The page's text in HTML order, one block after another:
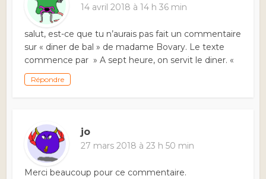
14 avril 2018 à 14 h 36 min
salut, est-ce que tu n’aurais pas fait un commentaire
sur « diner de bal » de madame Bovary. Le texte
commence par » A sept heure, on servit le diner. «
Répondre
jo
27 mars 2018 à 23 h 50 min
Merci beaucoup pour ce commentaire.